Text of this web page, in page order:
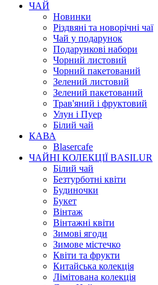
ЧАЙ
Новинки
Різдвяні та новорічні чаї
Чай у подарунок
Подарункові набори
Чорний листовий
Чорний пакетований
Зелений листовий
Зелений пакетований
Трав'яний і фруктовий
Улун і Пуер
Білий чай
КАВА
Blasercafe
ЧАЙНІ КОЛЕКЦІЇ BASILUR
Білий чай
Безтурботні квіти
Будиночки
Букет
Вінтаж
Вінтажні квіти
Зимові ягоди
Зимове містечко
Квіти та фрукти
Китайська колекція
Лімітована колекція